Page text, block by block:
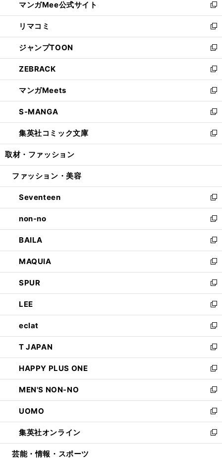
く
ド
ウ
で
開
く
ィ
ン
ド
ウ
で
開
く
い
ウ
ィ
ン
ド
ウ
で
開
く
マンガMee公式サイト
新
し
い
ウ
ィ
ン
ド
ウ
で
開
く
リマコミ
新
し
い
ウ
ィ
ン
ド
ウ
で
開
く
ジャンプTOON
新
し
い
ウ
ィ
ン
ド
ウ
で
開
ZEBRACK
新
し
い
ウ
ィ
ン
ド
ウ
開
マンガMeets
新
し
い
ウ
ィ
ン
ウ
開
く
S-MANGA
新
し
い
ウ
ン
ウ
で
開
く
集英社コミック文庫
新
し
ウ
ン
ド
ウ
で
開
く
取材・ファッション
ファッション・美容
Seventeen
新
し
い
ウ
ィ
ン
ド
ウ
で
開
く
non-no
新
し
い
ウ
ィ
ン
ド
ウ
で
開
く
BAILA
新
し
い
ウ
ィ
ン
ド
ウ
で
開
く
MAQUIA
新
し
い
ウ
ィ
ン
ド
ウ
で
開
く
SPUR
新
し
い
ウ
ィ
ン
ド
ウ
で
開
く
LEE
新
し
い
ウ
ィ
ン
ド
ウ
で
開
く
eclat
新
し
い
ウ
ィ
ン
ド
ウ
で
開
く
T JAPAN
新
し
い
ウ
ィ
ン
ド
ウ
で
開
HAPPY PLUS ONE
新
し
い
ウ
ィ
ン
ド
ウ
MEN'S NON-NO
新
し
い
ウ
ィ
ン
UOMO
新
し
い
ウ
集英社オンライン
新
し
芸能・情報・スポーツ